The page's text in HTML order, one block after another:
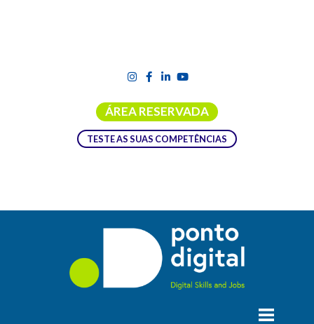
ÁREA RESERVADA
TESTE AS SUAS COMPETÊNCIAS